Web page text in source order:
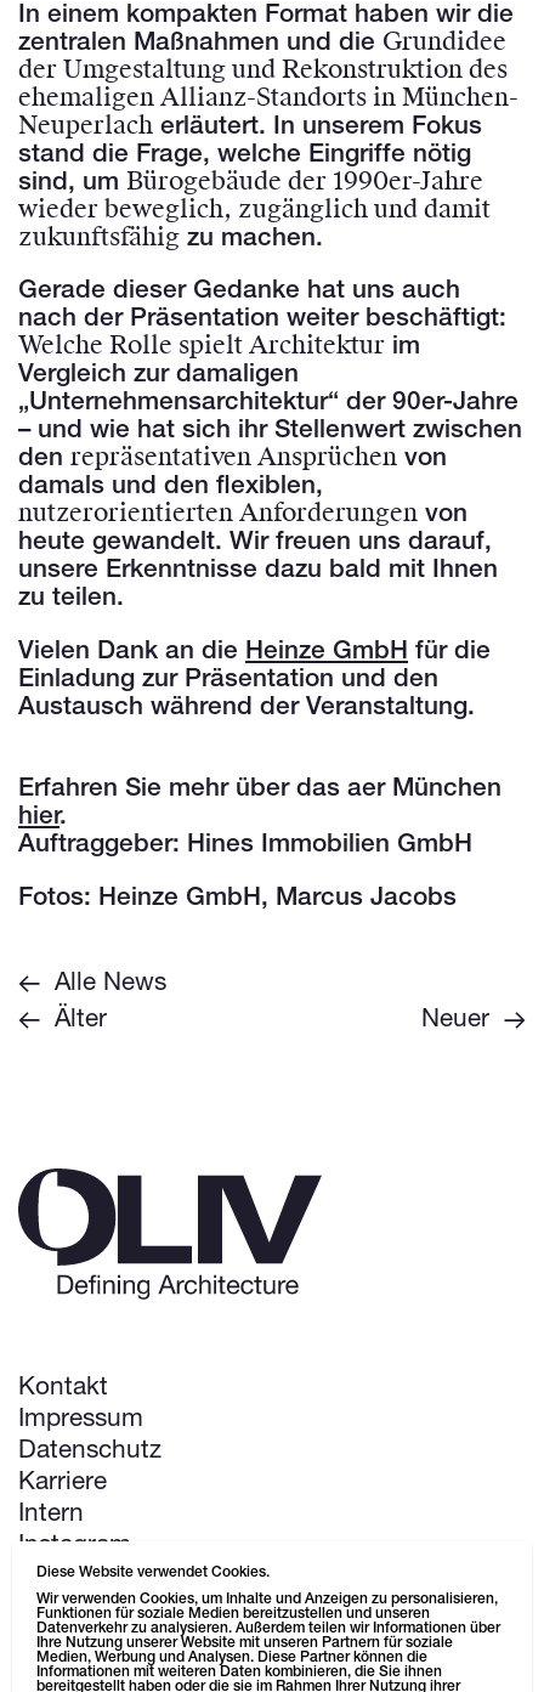
In einem kompakten Format haben wir die
zentralen Maßnahmen und die Grundidee
der Umgestaltung und Rekonstruktion des
ehemaligen Allianz-Standorts in München-
Neuperlach erläutert. In unserem Fokus
stand die Frage, welche Eingriffe nötig
sind, um Bürogebäude der 1990er-Jahre
wieder beweglich, zugänglich und damit
zukunftsfähig zu machen.
Gerade dieser Gedanke hat uns auch
nach der Präsentation weiter beschäftigt:
Welche Rolle spielt Architektur im
Vergleich zur damaligen
„Unternehmensarchitektur“ der 90er-Jahre
– und wie hat sich ihr Stellenwert zwischen
den repräsentativen Ansprüchen von
damals und den flexiblen,
nutzerorientierten Anforderungen von
heute gewandelt. Wir freuen uns darauf,
unsere Erkenntnisse dazu bald mit Ihnen
zu teilen.
Vielen Dank an die Heinze GmbH für die
Einladung zur Präsentation und den
Austausch während der Veranstaltung.
Erfahren Sie mehr über das aer München
hier.
Auftraggeber: Hines Immobilien GmbH
Fotos: Heinze GmbH, Marcus Jacobs
Alle News
Älter
Neuer
Kontakt
Impressum
Datenschutz
Karriere
Intern
Instagram
LinkedIn
Pinterest
Next up: Life Science Campus
Diese Website verwendet Cookies.
Wir verwenden Cookies, um Inhalte und Anzeigen zu personalisieren,
Funktionen für soziale Medien bereitzustellen und unseren
Datenverkehr zu analysieren. Außerdem teilen wir Informationen über
Ihre Nutzung unserer Website mit unseren Partnern für soziale
Medien, Werbung und Analysen. Diese Partner können die
Informationen mit weiteren Daten kombinieren, die Sie ihnen
bereitgestellt haben oder die sie im Rahmen Ihrer Nutzung ihrer